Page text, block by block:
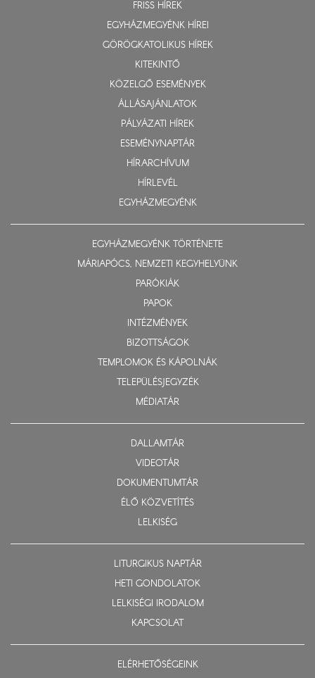
FRISS HÍREK
EGYHÁZMEGYÉNK HÍREI
GÖRÖGKATOLIKUS HÍREK
KITEKINTŐ
KÖZELGŐ ESEMÉNYEK
ÁLLÁSAJÁNLATOK
PÁLYÁZATI HÍREK
ESEMÉNYNAPTÁR
HÍRARCHÍVUM
HÍRLEVÉL
EGYHÁZMEGYÉNK
EGYHÁZMEGYÉNK TÖRTÉNETE
MÁRIAPÓCS, NEMZETI KEGYHELYÜNK
PARÓKIÁK
PAPOK
INTÉZMÉNYEK
BIZOTTSÁGOK
TEMPLOMOK ÉS KÁPOLNÁK
TELEPÜLÉSJEGYZÉK
MÉDIATÁR
DALLAMTÁR
VIDEOTÁR
DOKUMENTUMTÁR
ÉLŐ KÖZVETÍTÉS
LELKISÉG
LITURGIKUS NAPTÁR
HETI GONDOLATOK
LELKISÉGI IRODALOM
KAPCSOLAT
ELÉRHETŐSÉGEINK